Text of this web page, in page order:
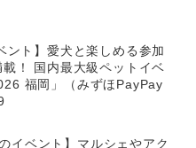
ント】愛犬と楽しめる参加
！ 国内最大級ペットイベ
福岡」（みずほPayPay
イベント】マルシェやアク